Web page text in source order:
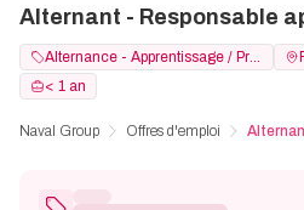
Alternance - Apprentissage / Professionalisation
< 1 an
Naval Group Offres d'emploi